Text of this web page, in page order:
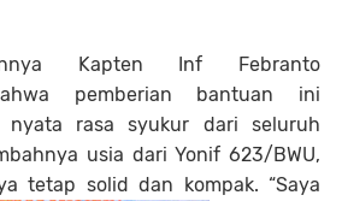
Kapten Inf Febranto
pemberian bantuan ini
nyata rasa syukur dari seluruh
usia dari Yonif 623/BWU,
tetap solid dan kompak. “Saya